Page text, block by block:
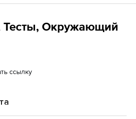
Тесты, Окружающий
ссылку